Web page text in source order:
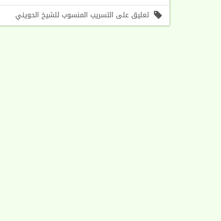
تعليق على التسريب المنسوب للشيخ الحويني